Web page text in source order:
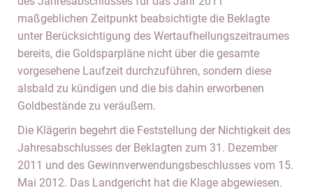
maßgeblichen Zeitpunkt beabsichtigte die Beklagte
unter Berücksichtigung des Wertaufhellungszeitraumes
bereits, die Goldsparpläne nicht über die gesamte
vorgesehene Laufzeit durchzuführen, sondern diese
alsbald zu kündigen und die bis dahin erworbenen
Goldbestände zu veräußern.
Die Klägerin begehrt die Feststellung der Nichtigkeit des
Jahresabschlusses der Beklagten zum 31. Dezember
2011 und des Gewinnverwendungsbeschlusses vom 15.
Mai 2012. Das Landgericht hat die Klage abgewiesen.